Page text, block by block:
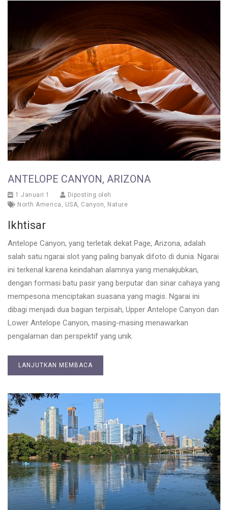
ANTELOPE CANYON, ARIZONA
1 Januari 1
Diposting oleh
North America
USA Canyon Nature
Ikhtisar
Antelope Canyon, yang terletak dekat Page, Arizona, adalah
salah satu ngarai slot yang paling banyak difoto di dunia. Ngarai
ini terkenal karena keindahan alamnya yang menakjubkan,
dengan formasi batu pasir yang berputar dan sinar cahaya yang
mempesona menciptakan suasana yang magis. Ngarai ini
dibagi menjadi dua bagian terpisah, Upper Antelope Canyon dan
Lower Antelope Canyon, masing-masing menawarkan
pengalaman dan perspektif yang unik.
LANJUTKAN MEMBACA